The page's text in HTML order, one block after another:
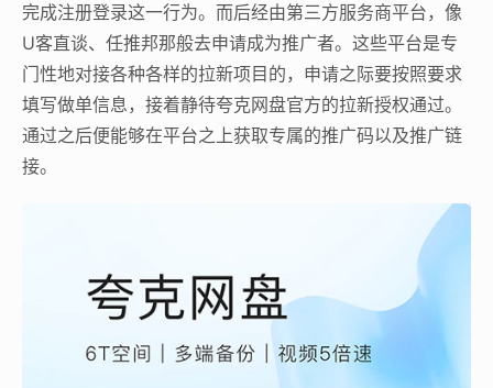
完成注册登录这一行为。而后经由第三方服务商平台，像
U客直谈、任推邦那般去申请成为推广者。这些平台是专
门性地对接各种各样的拉新项目的，申请之际要按照要求
填写做单信息，接着静待夸克网盘官方的拉新授权通过。
通过之后便能够在平台之上获取专属的推广码以及推广链
接。